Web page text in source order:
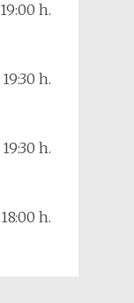
19:00 h.
19:30 h.
19:30 h.
18:00 h.